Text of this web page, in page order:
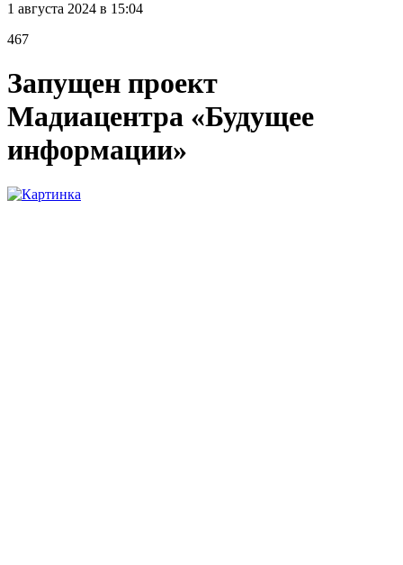
1 августа 2024 в 15:04
467
Запущен проект
Мадиацентра «Будущее
информации»